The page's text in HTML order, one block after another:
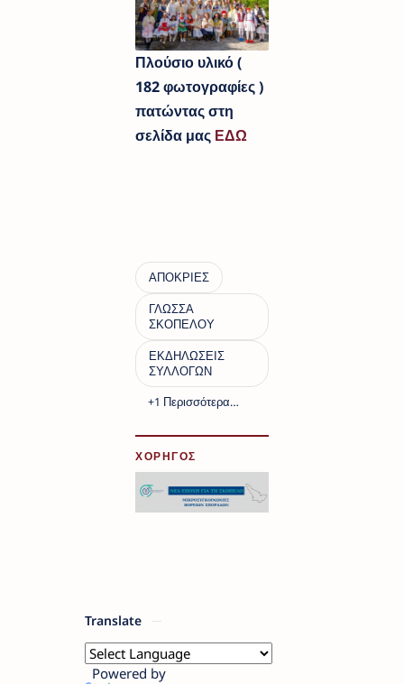
Πλούσιο υλικό (
182 φωτογραφίες )
πατώντας στη
σελίδα μας ΕΔΩ
ΧΟΡΗΓΟΣ
Translate
Powered by